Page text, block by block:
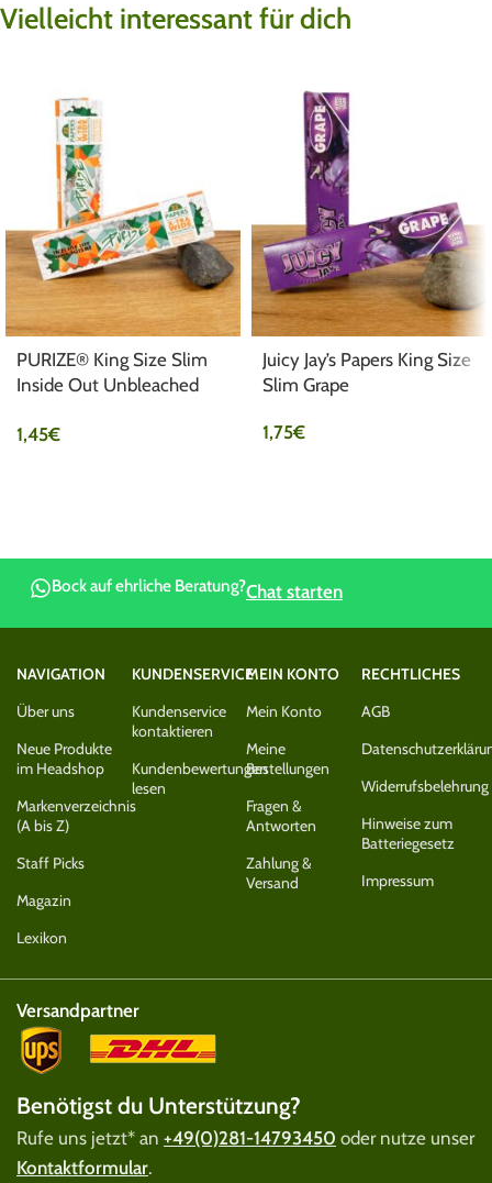
Vielleicht interessant für dich
PURIZE® King Size Slim
Inside Out Unbleached
1,45€
Juicy Jay’s Papers King Size
Slim Grape
1,75€
Bock auf ehrliche Beratung?Chat starten
NAVIGATION
Über uns
Neue Produkte
im Headshop
Markenverzeichnis
(A bis Z)
Staff Picks
Magazin
Lexikon
KUNDENSERVICE
Kundenservice
kontaktieren
Kundenbewertungen
lesen
MEIN KONTO
Mein Konto
Meine
Bestellungen
Fragen &
Antworten
Zahlung &
Versand
RECHTLICHES
AGB
Widerrufsbelehrung
Hinweise zum
Batteriegesetz
Impressum
Versandpartner
Benötigst du Unterstützung?
Rufe uns jetzt* an +49(0)281-14793450 oder nutze unser
Kontaktformular.